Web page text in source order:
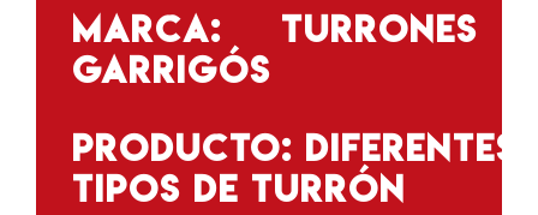
Marca: Turrones
Garrigós
Producto: Diferentes
tipos de turrón